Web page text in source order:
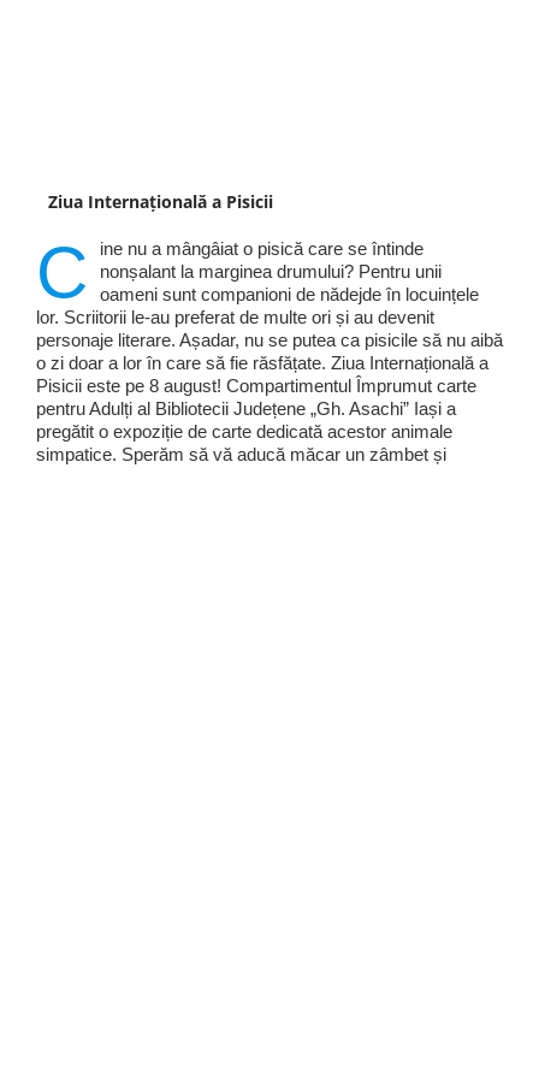
Ziua Internațională a Pisicii
C
ine nu a mângâiat o pisică care se întinde
nonșalant la marginea drumului? Pentru unii
oameni sunt companioni de nădejde în locuințele
lor. Scriitorii le-au preferat de multe ori și au devenit
personaje literare. Așadar, nu se putea ca pisicile să nu aibă
o zi doar a lor în care să fie răsfățate. Ziua Internațională a
Pisicii este pe 8 august! Compartimentul Împrumut carte
pentru Adulți al Bibliotecii Județene „Gh. Asachi” Iași a
pregătit o expoziție de carte dedicată acestor animale
simpatice. Sperăm să vă aducă măcar un zâmbet și